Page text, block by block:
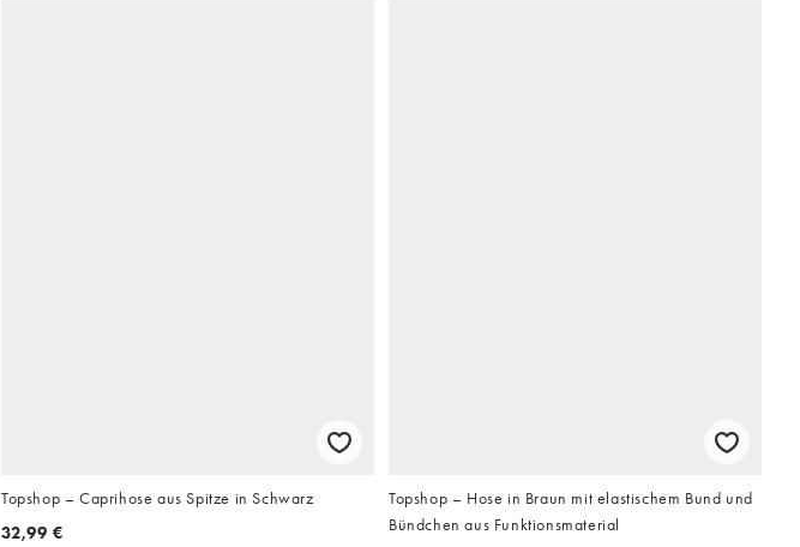
Topshop – Caprihose aus Spitze in Schwarz
32,99 €
Topshop – Hose in Braun mit elastischem Bund und
Bündchen aus Funktionsmaterial